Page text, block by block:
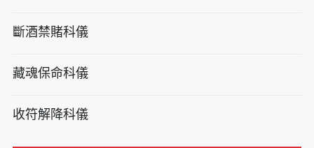
斷酒禁賭科儀
藏魂保命科儀
收符解降科儀